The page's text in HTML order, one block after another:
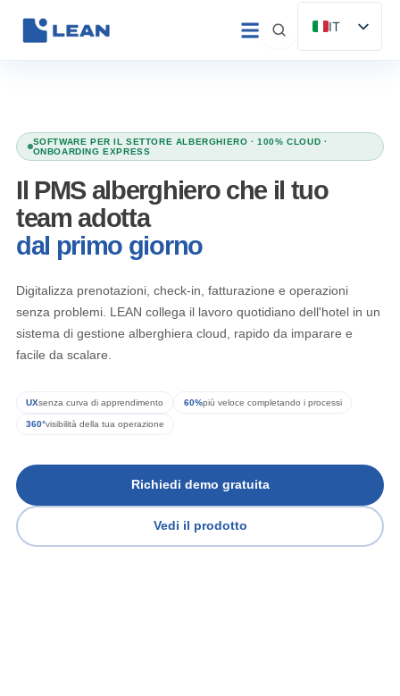
IT
ES
SOFTWARE PER IL SETTORE ALBERGHIERO · 100% CLOUD ·
ONBOARDING EXPRESS
Il PMS alberghiero che il tuo
team adotta
dal primo giorno
Digitalizza prenotazioni, check-in, fatturazione e operazioni
senza problemi. LEAN collega il lavoro quotidiano dell'hotel in un
sistema di gestione alberghiera cloud, rapido da imparare e
facile da scalare.
UXsenza curva di apprendimento 60%più veloce completando i processi
360°visibilità della tua operazione
Richiedi demo gratuita
Vedi il prodotto